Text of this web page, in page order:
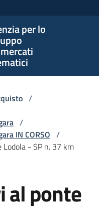
per lo
/
/
IN CORSO /
- SP n. 37 km
al ponte